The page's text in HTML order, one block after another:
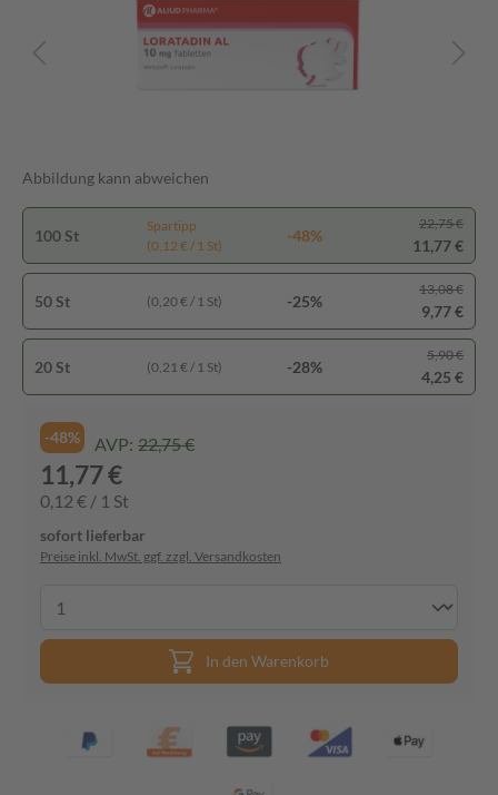
Abbildung kann abweichen
100 St
Spartipp
(0,12 € / 1 St)
-48%
22,75 €
11,77 €
50 St (0,20 € / 1 St) -25%
13,08 €
9,77 €
20 St (0,21 € / 1 St) -28%
5,90 €
4,25 €
-48% AVP: 22,75 €
11,77 €
0,12 € / 1 St
sofort lieferbar
Preise inkl. MwSt. ggf. zzgl. Versandkosten
In den Warenkorb